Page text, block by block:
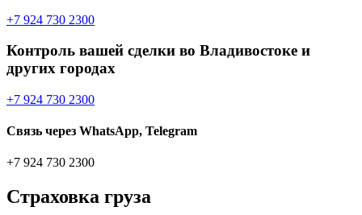
+7 924 730 2300
Контроль вашей сделки во Владивостоке и
других городах
+7 924 730 2300
Связь через WhatsApp, Telegram
+7 924 730 2300
Страховка груза